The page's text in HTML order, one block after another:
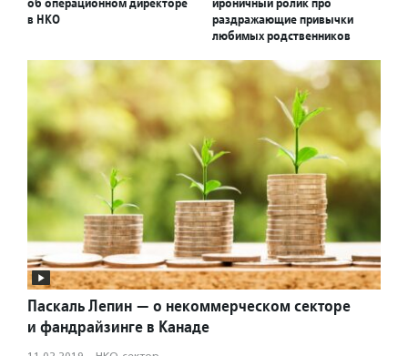
в НКО
раздражающие привычки
любимых родственников
Паскаль Лепин — о некоммерческом секторе
и фандрайзинге в Канаде